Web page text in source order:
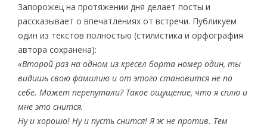
Запорожец на протяжении дня делает посты и
рассказывает о впечатлениях от встречи. Публикуем
один из текстов полностью (стилистика и орфография
автора сохранена):
«Второй раз на одном из кресел борта номер один, ты
видишь свою фамилию и от этого становится не по
себе. Может перепутали? Такое ощущение, что я сплю и
мне это снится.
Ну и хорошо! Ну и пусть снится! Я ж не против. Тем